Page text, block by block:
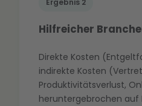
Ergebnis 2
Hilfreicher
Direkte Kosten
indirekte Kosten
Produktivitätsverlust,
heruntergebrochen auf